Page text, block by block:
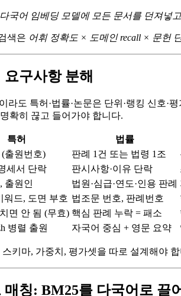
국어 임베딩 모델에 모든 문서를 던져넣
색은 어휘 정확도 × 도메인 recall × 문헌
구사항 분해
라도 특허·법률·논문은 단위·랭킹 신호·
확히 끊고 들어가야 합니다.
특허 법률
(출원번호) 판례 1건 또는 법령 1조
세서 단락 판시사항·이유 단락
출원인 법원·심급·연도·인용 판례
워드, 도면 부호 법조문 번호, 판례번호
면 안 됨 (무효) 핵심 판례 누락 = 패소
병렬 출원 자국어 중심 + 영문 요약
키마, 가중치, 평가셋을 따로 설계해야
칭: BM25를 다국어로 끌